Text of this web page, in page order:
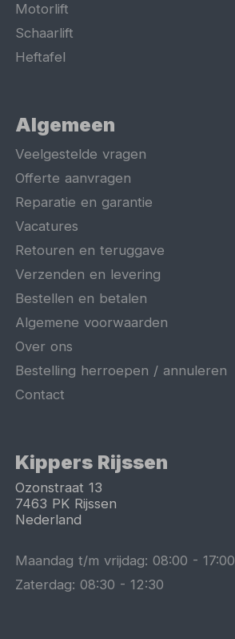
Motorlift
Schaarlift
Heftafel
Algemeen
Veelgestelde vragen
Offerte aanvragen
Reparatie en garantie
Vacatures
Retouren en teruggave
Verzenden en levering
Bestellen en betalen
Algemene voorwaarden
Over ons
Bestelling herroepen / annuleren
Contact
Kippers Rijssen
Ozonstraat 13
7463 PK Rijssen
Nederland
Maandag t/m vrijdag:08:00 -17:00
Zaterdag:08:30 -12:30